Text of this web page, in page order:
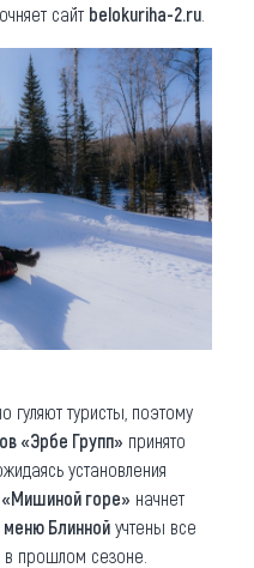
сайт belokuriha-2.ru
гуляют туристы, поэтому
«Эрбе Групп» принято
установления
«Мишиной горе» начнет
меню Блинной учтены все
прошлом сезоне.